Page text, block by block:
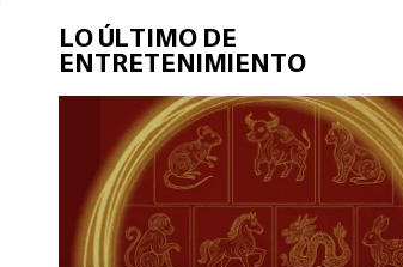
LO ÚLTIMO DE
ENTRETENIMIENTO